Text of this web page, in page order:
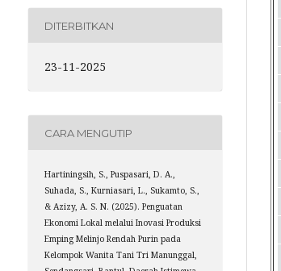
DITERBITKAN
23-11-2025
CARA MENGUTIP
Hartiningsih, S., Puspasari, D. A.,
Suhada, S., Kurniasari, L., Sukamto, S.,
& Azizy, A. S. N. (2025). Penguatan
Ekonomi Lokal melalui Inovasi Produksi
Emping Melinjo Rendah Purin pada
Kelompok Wanita Tani Tri Manunggal,